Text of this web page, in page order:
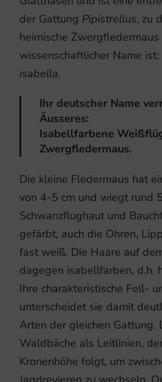
der Gattung Pipistrellus, zu
heimische
wissenschaftlicher Name ist:
isabella.
Ihr deutscher Name
Äusseres:
Isabellfarbene
Zwergfledermaus.
Die kleine Fledermaus hat
von 4-5 cm und wiegt rund
Schwanzflughaut und
gefärbt, auch die Ohren,
fast weiß. Die Haare auf
dagegen isabellfarben, d.h.
Ihre charakteristische Fell-
unterscheidet sie damit
Arten der gleichen Gattung.
Waldbäche als Leitlinien,
Kronenhöhe folgt, um